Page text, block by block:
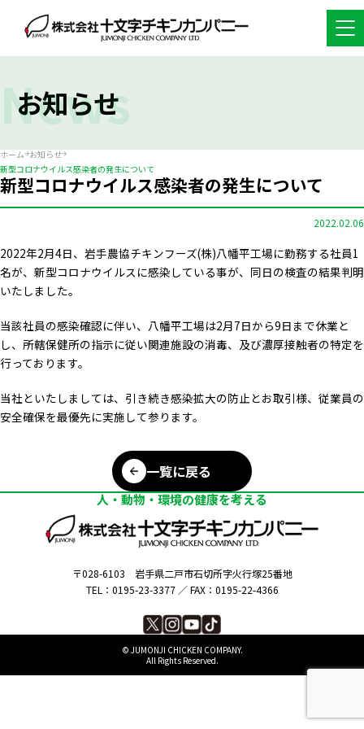
お知らせ
News
ホーム お知らせ
新型コロナウイルス感染者の発生について
新型コロナウイルス感染者の発生について
2022.02.06
2022年2月4日、岩手農協チキンフーズ(株)八幡平工場に勤務する社員1
名が、新型コロナウイルスに感染している事が、同日の検査の結果判明
いたしました。
当該社員の感染確認に伴い、八幡平工場は2月7日から9日まで休業と
し、所轄保健所の指示に従い関連施設の消毒、及び濃厚接触者の特定を
行っております。
当社といたしましては、引き続き感染拡大の防止とお取引様、従業員の
安全確保を最優先に実施して参ります。
一覧に戻る
人・動物・環境の健康を考える
〒028-6103 岩手県二戸市石切所字火行塚25番地
TEL：0195-23-3377 ／FAX：0195-22-4366
©︎ JUMONJI CHICKEN COMPANY.
All Rights Reserved.